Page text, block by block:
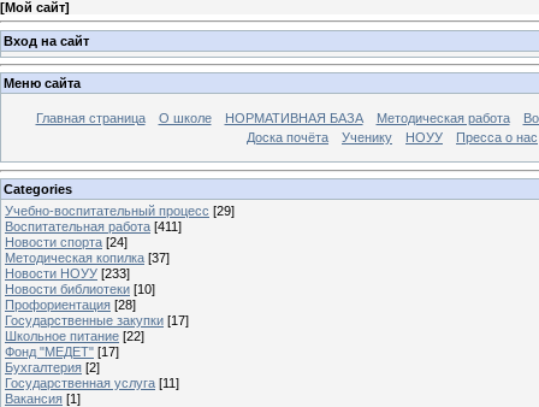
[Мой сайт]
Вход на сайт
Меню сайта
Главная страница О школе НОРМАТИВНАЯ БАЗА Методическая работа
Доска почёта
Ученику НОУУ Пресса о нас
Categories
Учебно-воспитательный процесс [29]
Воспитательная работа [411]
Новости спорта [24]
Методическая копилка [37]
Новости НОУУ [233]
Новости библиотеки [10]
Профориентация [28]
Государственные закупки [17]
Школьное питание [22]
Фонд "МЕДЕТ" [17]
Бухгалтерия [2]
Государственная услуга [11]
Вакансия [1]